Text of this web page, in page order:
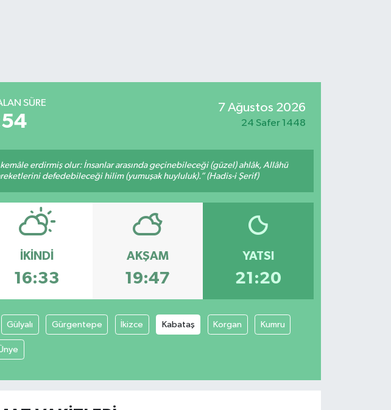
SÜRE 7 Ağustos 2026
24 Safer 1448
erdirmiş olur: İnsanlar arasında geçinebileceği (güzel) ahlâk, Allâhü
defedebileceği hilim (yumuşak huyluluk).” (Hadis-i Şerif)
İKINDI
16:33
AKŞAM
19:47
YATSI
21:20
Gülyalı Gürgentepe İkizce Kabataş Korgan Kumru